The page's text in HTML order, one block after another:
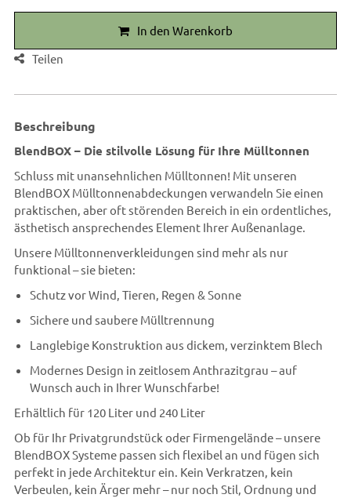
In den Warenkorb
Teilen
Beschreibung
BlendBOX – Die stilvolle Lösung für Ihre Mülltonnen
Schluss mit unansehnlichen Mülltonnen! Mit unseren
BlendBOX Mülltonnenabdeckungen verwandeln Sie einen
praktischen, aber oft störenden Bereich in ein ordentliches,
ästhetisch ansprechendes Element Ihrer Außenanlage.
Unsere Mülltonnenverkleidungen sind mehr als nur
funktional – sie bieten:
Schutz vor Wind, Tieren, Regen & Sonne
Sichere und saubere Mülltrennung
Langlebige Konstruktion aus dickem, verzinktem Blech
Modernes Design in zeitlosem Anthrazitgrau – auf
Wunsch auch in Ihrer Wunschfarbe!
Erhältlich für 120 Liter und 240 Liter
Ob für Ihr Privatgrundstück oder Firmengelände – unsere
BlendBOX Systeme passen sich flexibel an und fügen sich
perfekt in jede Architektur ein. Kein Verkratzen, kein
Verbeulen, kein Ärger mehr – nur noch Stil, Ordnung und